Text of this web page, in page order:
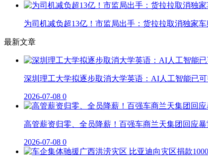
为司机减负超13亿！市监局出手：货拉拉取消独家
最新文章
深圳理工大学拟逐步取消大学英语：AI人工智能已
2026-07-08 0
高管薪资归零、全员降薪！百强车商兰天集团回应暴
2026-07-08 0